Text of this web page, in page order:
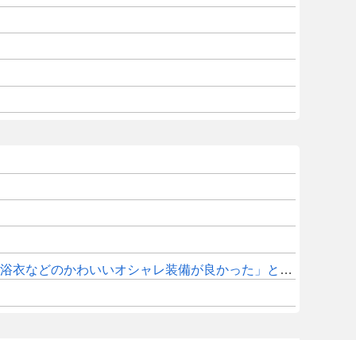
どのかわいいオシャレ装備が良かった」との声も